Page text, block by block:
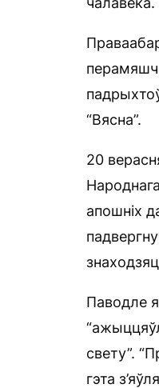
“Вясна”.
20
апошніх
Паводле
свету”.
гэта